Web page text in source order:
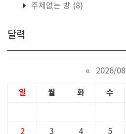
주제없는 방 (8)
달력
« 2026/08
일 월 화 수
2 3 4 5